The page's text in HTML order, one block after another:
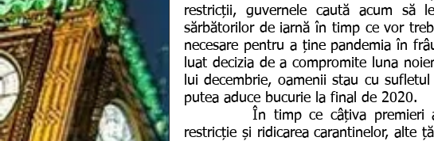
restricții, guvernele caută acum să
sărbătorilor de iarnă în timp ce vor
necesare pentru a ține pandemia în
luat decizia de a compromite luna
lui decembrie, oamenii stau cu
putea aduce bucurie la final de 2020.
         În timp ce câțiva premieri au anunțat deja relaxarea măsurilor de
restricție și ridicarea carantinelor, alte